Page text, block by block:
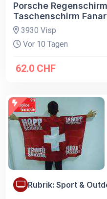
Porsche
Taschenschirm
3930 Visp
Vor 10 Tagen
62.0 CHF
Rubrik: Sport &